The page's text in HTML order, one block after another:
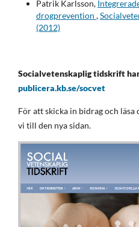
Patrik Karlsson,
drogprevention ,
(2012)
Socialvetenskaplig tidskrift
publicera.kb.se/socvet
För att skicka in bidrag och
vi till den nya sidan.